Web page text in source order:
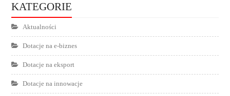
KATEGORIE
Aktualności
Dotacje na e-biznes
Dotacje na eksport
Dotacje na innowacje